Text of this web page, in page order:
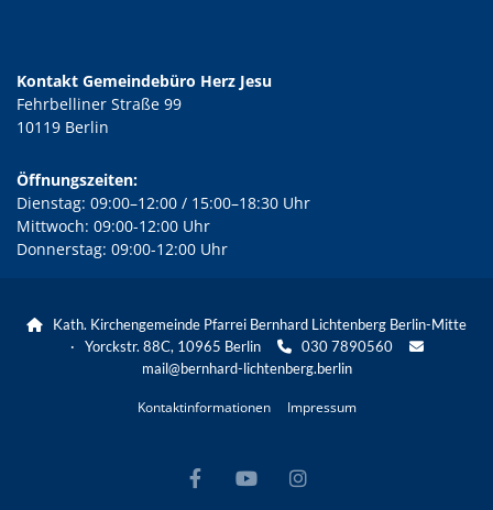
Kontakt Gemeindebüro Herz Jesu
Fehrbelliner Straße 99
10119 Berlin
Öffnungszeiten:
Dienstag: 09:00–12:00 / 15:00–18:30 Uhr
Mittwoch: 09:00-12:00 Uhr
Donnerstag: 09:00-12:00 Uhr

Kath. Kirchengemeinde Pfarrei Bernhard Lichtenberg Berlin-Mitte
· Yorckstr. 88C, 10965 Berlin
030 7890560 
mail@bernhard-lichtenberg.berlin
Kontaktinformationen Impressum